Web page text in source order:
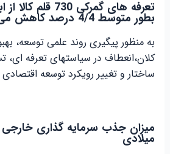
بطور متوسط 4/4 درصد کاهش می باید
به منظور پیگیری روند علمی توسعه،
کلان،انعطاف در سیاستهای تعرفه ای،
ساختار و تغییر رویکرد توسعه
میلادی